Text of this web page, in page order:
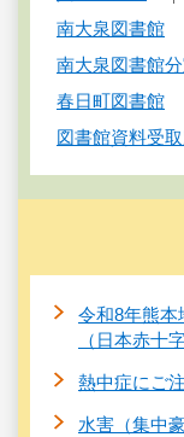
南大泉図書館
南大泉図書館
春日町図書館
図書館資料受
令和8年熊本
（日本赤十
熱中症にご
水害（集中